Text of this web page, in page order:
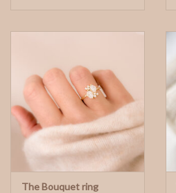
The Bouquet ring